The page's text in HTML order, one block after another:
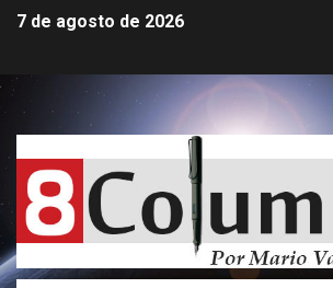
7 de agosto de 2026